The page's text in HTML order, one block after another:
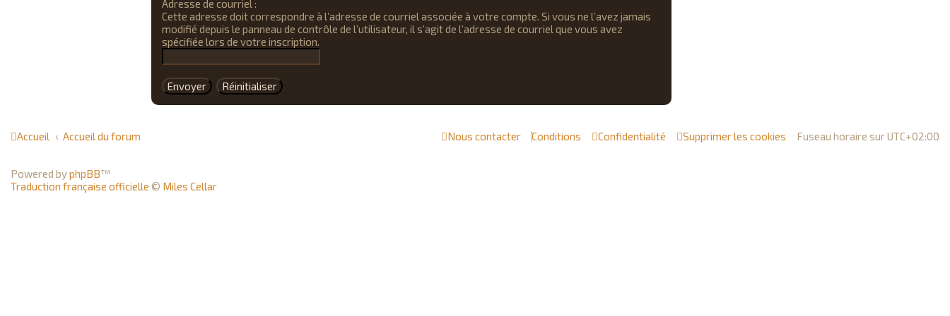
Adresse de courriel :
Cette adresse doit correspondre à l’adresse de courriel associée à votre compte. Si vous ne l’avez jamais
modifié depuis le panneau de contrôle de l’utilisateur, il s’agit de l’adresse de courriel que vous avez
spécifiée lors de votre inscription.
Accueil Accueil du forum Fuseau horaire surUTC+02:00
Supprimer les cookies
Confidentialité
Conditions
Nous contacter
Powered byphpBB™
Traduction française officielle © Miles Cellar